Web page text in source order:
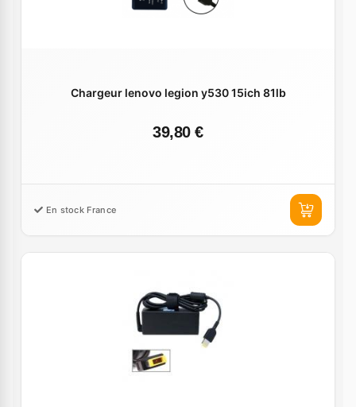
Chargeur lenovo legion y530 15ich 81lb
39,80 €
En stock France